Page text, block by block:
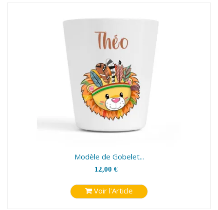
Modèle de Gobelet...
12,00 €
Voir l'Article